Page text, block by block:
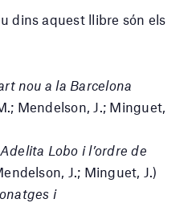
dins aquest llibre són els
nou a la Barcelona
Mendelson, J.; Minguet,
Lobo i l’ordre de
J.; Minguet, J.)
i